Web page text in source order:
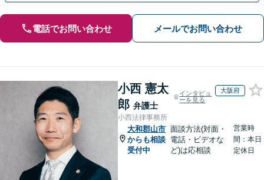
電話でお問い合わせ メールでお問い合わせ
小西 憲太
郎 弁護士
インタビュ
ーを見る
大阪府
小西法律事務所
大和郡山市
からも相談
受付中
面談方法(対面・
電話・ビデオな
ど)は応相談
営業時
間：本日
定休日